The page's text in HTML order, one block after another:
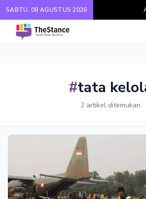
SABTU, 08 AGUSTUS 2026
#tata
2 artikel ditemukan